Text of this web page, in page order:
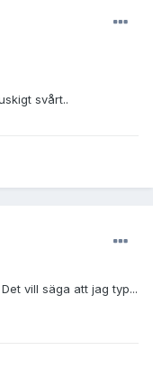
svårt..
vill säga att jag typ...